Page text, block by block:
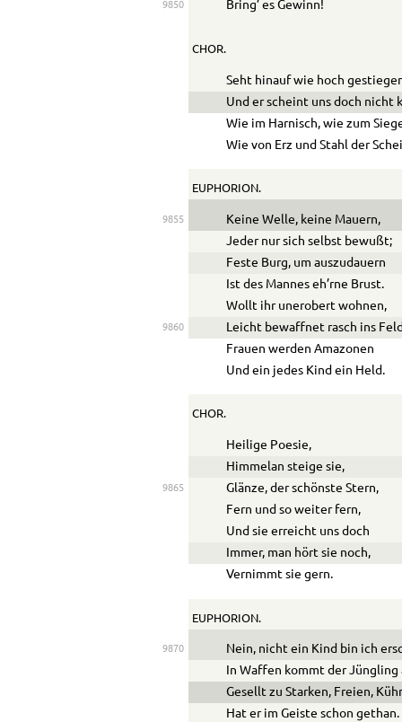
9850 Bring’ es Gewinn!
CHOR.
Seht hinauf wie hoch
Und er scheint uns doch nicht
Wie im Harnisch, wie zum
Wie von Erz und Stahl der
EUPHORION.
9855
Keine Welle, keine Mauern,
Jeder nur sich selbst bewußt;
Feste Burg, um auszudauern
Ist des Mannes eh’rne Brust.
Wollt ihr unerobert wohnen,
9860
Leicht bewaffnet rasch ins
Frauen werden Amazonen
Und ein jedes Kind ein Held.
CHOR.
Heilige Poesie,
Himmelan steige sie,
9865
Glänze, der schönste Stern,
Fern und so weiter fern,
Und sie erreicht uns doch
Immer, man hört sie noch,
Vernimmt sie gern.
EUPHORION.
9870
Nein, nicht ein Kind bin ich
In Waffen kommt der Jüngling
Gesellt zu Starken, Freien,
Hat er im Geiste schon gethan.